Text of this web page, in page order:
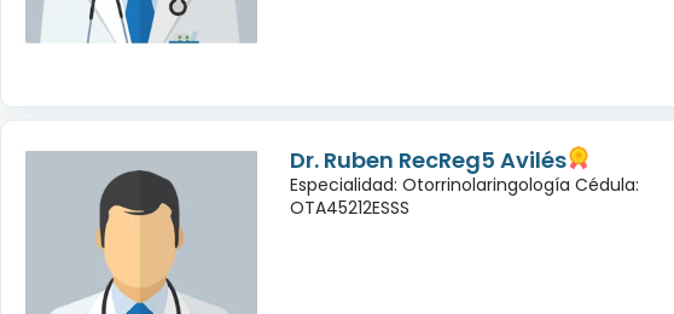
Dr. Ruben RecReg5 Avilés
Especialidad: Otorrinolaringología Cédula:
OTA45212ESSS